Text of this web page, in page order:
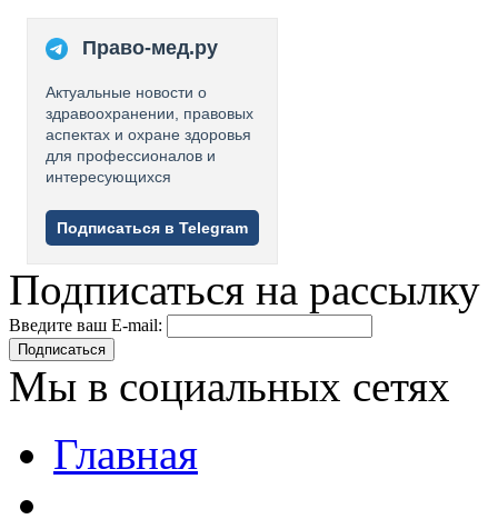
Право-мед.ру
Актуальные новости о
здравоохранении, правовых
аспектах и охране здоровья
для профессионалов и
интересующихся
Подписаться в Telegram
Подписаться на рассылку
Введите ваш E-mail:
Подписаться
Мы в социальных сетях
Главная